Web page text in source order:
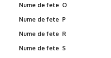
Nume de fete O
Nume de fete P
Nume de fete R
Nume de fete S